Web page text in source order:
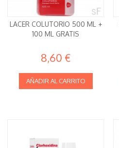
LACER COLUTORIO 500 ML +
100 ML GRATIS
8,60 €
AÑADIR AL CARRITO